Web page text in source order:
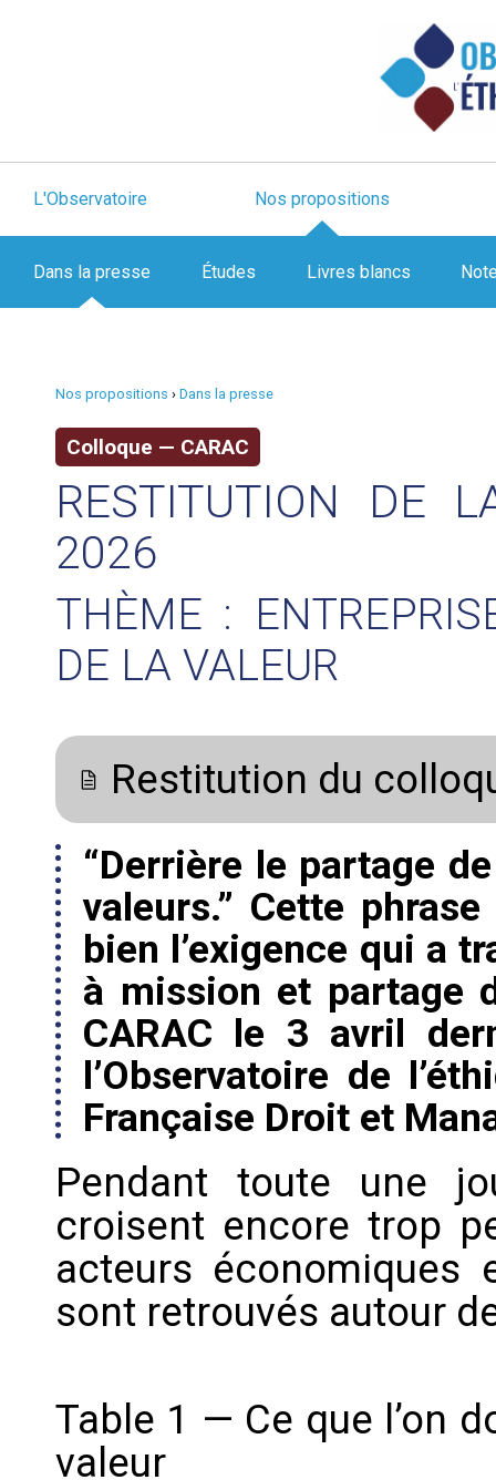
L'Observatoire Nos propositions
Dans la presse Études Livres blancs
Nos propositions › Dans la presse
Colloque — CARAC
RESTITUTION DE
2026
THÈME :
DE LA VALEUR
Restitution du
“Derrière le partage
valeurs.” Cette
bien l’exigence qui a
à mission et partage
CARAC le 3 avril
l’Observatoire de
Française Droit et
Pendant toute une
croisent encore trop
acteurs
sont retrouvés autour
Table 1 — Ce que l’on
valeur